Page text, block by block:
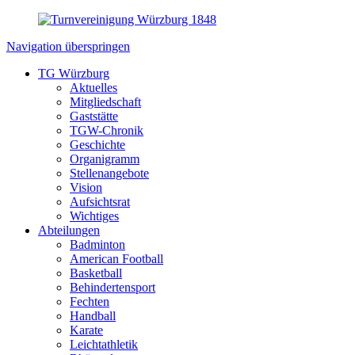
Navigation überspringen
TG Würzburg
Aktuelles
Mitgliedschaft
Gaststätte
TGW-Chronik
Geschichte
Organigramm
Stellenangebote
Vision
Aufsichtsrat
Wichtiges
Abteilungen
Badminton
American Football
Basketball
Behindertensport
Fechten
Handball
Karate
Leichtathletik